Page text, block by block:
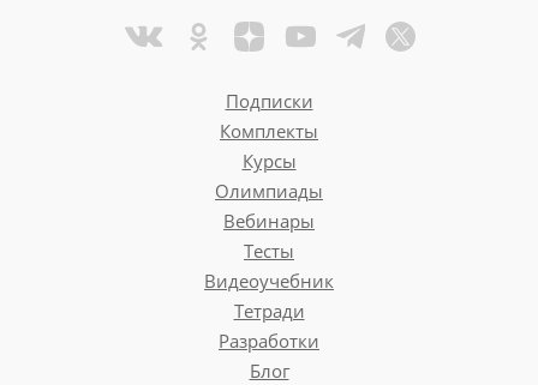
Подписки
Комплекты
Курсы
Олимпиады
Вебинары
Тесты
Видеоучебник
Тетради
Разработки
Блог